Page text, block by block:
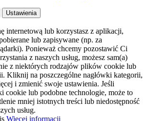
Ustawienia
internetową lub korzystasz z aplikacji,
lub zapisywane (np. za
Ponieważ chcemy pozostawić Ci
z naszych usług, możesz sam(a)
z niektórych rodzajów plików cookie lub
Kliknij na poszczególne nagłówki kategorii,
i zmienić swoje ustawienia. Jeśli
cookie lub podobne technologie, może to
mniej istotnych treści lub niedostępność
usług.
Więcej informacji